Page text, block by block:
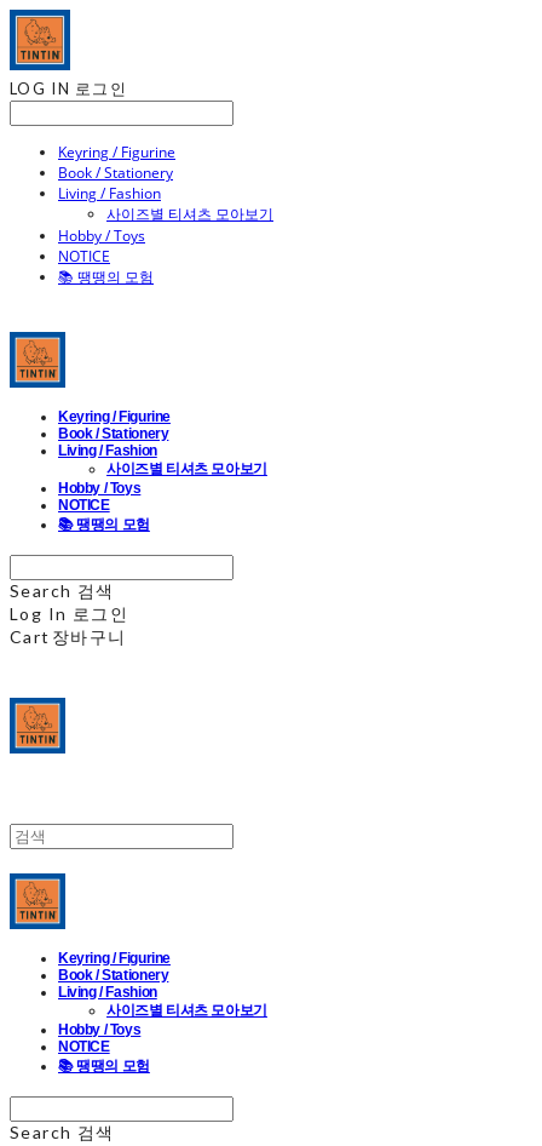
LOG IN 로그인
Keyring / Figurine
Book / Stationery
Living / Fashion
사이즈별 티셔츠 모아보기
Hobby / Toys
NOTICE
📚 땡땡의 모험
Keyring / Figurine
Book / Stationery
Living / Fashion
사이즈별 티셔츠 모아보기
Hobby / Toys
NOTICE
📚 땡땡의 모험
Search 검색
Log In 로그인
Cart 장바구니
Keyring / Figurine
Book / Stationery
Living / Fashion
사이즈별 티셔츠 모아보기
Hobby / Toys
NOTICE
📚 땡땡의 모험
Search 검색